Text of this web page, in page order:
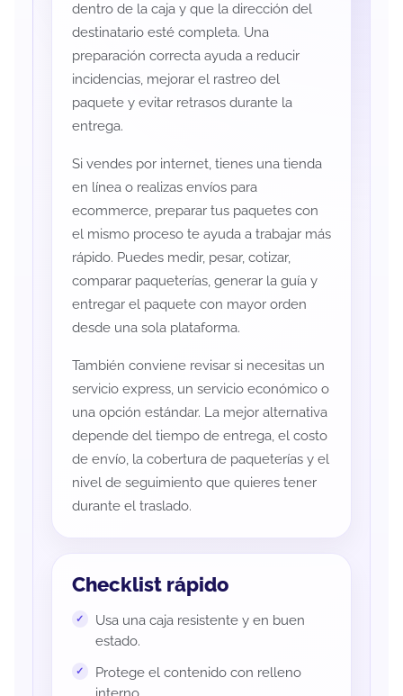
dentro de la caja y que la dirección del
destinatario esté completa. Una
preparación correcta ayuda a reducir
incidencias, mejorar el rastreo del
paquete y evitar retrasos durante la
entrega.
Si vendes por internet, tienes una tienda
en línea o realizas envíos para
ecommerce, preparar tus paquetes con
el mismo proceso te ayuda a trabajar más
rápido. Puedes medir, pesar, cotizar,
comparar paqueterías, generar la guía y
entregar el paquete con mayor orden
desde una sola plataforma.
También conviene revisar si necesitas un
servicio express, un servicio económico o
una opción estándar. La mejor alternativa
depende del tiempo de entrega, el costo
de envío, la cobertura de paqueterías y el
nivel de seguimiento que quieres tener
durante el traslado.
Checklist rápido
Usa una caja resistente y en buen
estado.
Protege el contenido con relleno